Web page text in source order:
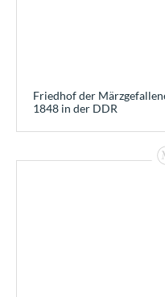
Friedhof der
1848 in der DDR